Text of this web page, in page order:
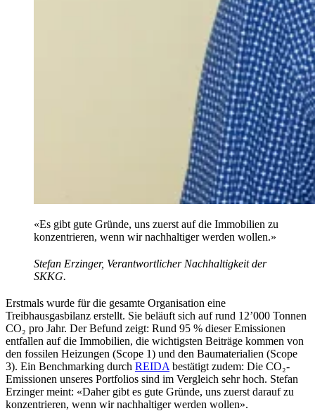
«Es gibt gute Gründe, uns zuerst auf die Immobilien zu
konzentrieren, wenn wir nachhaltiger werden wollen.»
Stefan Erzinger, Verantwortlicher Nachhaltigkeit der
SKKG.
Erstmals wurde für die gesamte Organisation eine
Treibhausgasbilanz erstellt. Sie beläuft sich auf rund 12’000 Tonnen
CO₂ pro Jahr. Der Befund zeigt: Rund 95 % dieser Emissionen
entfallen auf die Immobilien, die wichtigsten Beiträge kommen von
den fossilen Heizungen (Scope 1) und den Baumaterialien (Scope
3). Ein Benchmarking durch REIDA bestätigt zudem: Die CO₂-
Emissionen unseres Portfolios sind im Vergleich sehr hoch. Stefan
Erzinger meint: «Daher gibt es gute Gründe, uns zuerst darauf zu
konzentrieren, wenn wir nachhaltiger werden wollen».